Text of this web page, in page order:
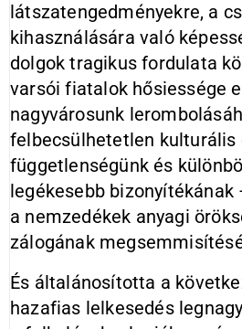
látszatengedményekre, a
kihasználására való
dolgok tragikus fordulata
varsói fiatalok hősiessége
nagyvárosunk
felbecsülhetetlen kulturális
függetlenségünk és
legékesebb
a nemzedékek anyagi
zálogának
És általánosította a
hazafias lelkesedés